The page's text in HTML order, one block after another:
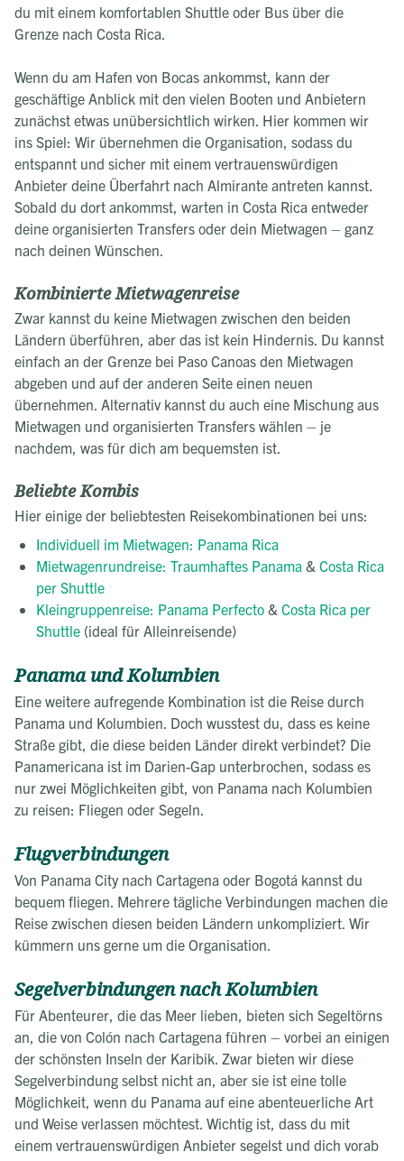
du mit einem komfortablen Shuttle oder Bus über die
Grenze nach Costa Rica.
Wenn du am Hafen von Bocas ankommst, kann der
geschäftige Anblick mit den vielen Booten und Anbietern
zunächst etwas unübersichtlich wirken. Hier kommen wir
ins Spiel: Wir übernehmen die Organisation, sodass du
entspannt und sicher mit einem vertrauenswürdigen
Anbieter deine Überfahrt nach Almirante antreten kannst.
Sobald du dort ankommst, warten in Costa Rica entweder
deine organisierten Transfers oder dein Mietwagen – ganz
nach deinen Wünschen.
Kombinierte Mietwagenreise
Zwar kannst du keine Mietwagen zwischen den beiden
Ländern überführen, aber das ist kein Hindernis. Du kannst
einfach an der Grenze bei Paso Canoas den Mietwagen
abgeben und auf der anderen Seite einen neuen
übernehmen. Alternativ kannst du auch eine Mischung aus
Mietwagen und organisierten Transfers wählen – je
nachdem, was für dich am bequemsten ist.
Beliebte Kombis
Hier einige der beliebtesten Reisekombinationen bei uns:
Individuell im Mietwagen: Panama Rica
Mietwagenrundreise: Traumhaftes Panama & Costa Rica
per Shuttle
Kleingruppenreise: Panama Perfecto & Costa Rica per
Shuttle (ideal für Alleinreisende)
Panama und Kolumbien
Eine weitere aufregende Kombination ist die Reise durch
Panama und Kolumbien. Doch wusstest du, dass es keine
Straße gibt, die diese beiden Länder direkt verbindet? Die
Panamericana ist im Darien-Gap unterbrochen, sodass es
nur zwei Möglichkeiten gibt, von Panama nach Kolumbien
zu reisen: Fliegen oder Segeln.
Flugverbindungen
Von Panama City nach Cartagena oder Bogotá kannst du
bequem fliegen. Mehrere tägliche Verbindungen machen die
Reise zwischen diesen beiden Ländern unkompliziert. Wir
kümmern uns gerne um die Organisation.
Segelverbindungen nach Kolumbien
Für Abenteurer, die das Meer lieben, bieten sich Segeltörns
an, die von Colón nach Cartagena führen – vorbei an einigen
der schönsten Inseln der Karibik. Zwar bieten wir diese
Segelverbindung selbst nicht an, aber sie ist eine tolle
Möglichkeit, wenn du Panama auf eine abenteuerliche Art
und Weise verlassen möchtest. Wichtig ist, dass du mit
einem vertrauenswürdigen Anbieter segelst und dich vorab